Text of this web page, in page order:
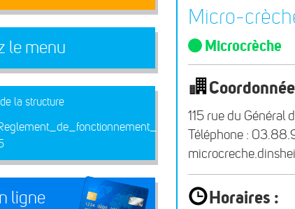
le menu
la structure
ligne
Micro-
Microcrèche
115 rue du
Téléphone :
Horaires :